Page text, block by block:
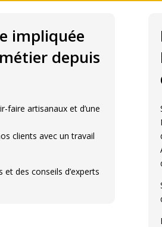
impliquée
depuis
faire artisanaux et d’une
clients avec un travail
des conseils d’experts